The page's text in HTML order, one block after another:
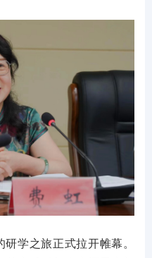
学之旅正式拉开帷幕。